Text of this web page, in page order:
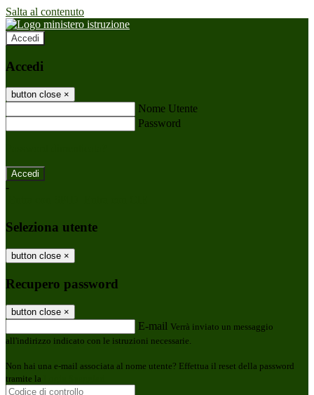
Salta al contenuto
Accedi
Accedi
button close ×
Nome Utente
Password
-
Seleziona utente
button close ×
Recupero password
button close ×
E-mail Verrà inviato un messaggio
all'indirizzo indicato con le istruzioni necessarie.
Non hai una e-mail associata al nome utente? Effettua il reset della password
tramite la